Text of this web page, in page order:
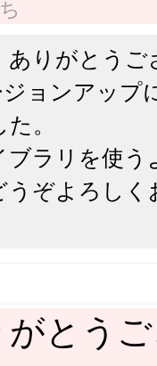
ありがとうご
ジョンアッ
。
ブラリを使
うぞよろしく
がとう